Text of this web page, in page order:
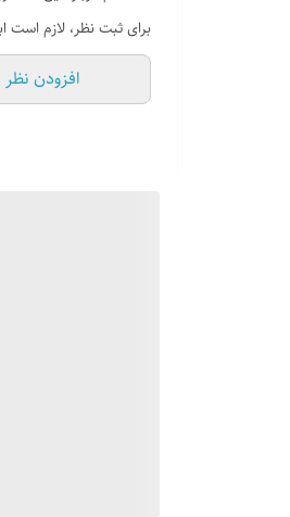
برای ثبت نظر، لازم است
افزودن نظر